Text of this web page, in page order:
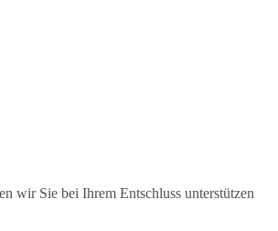
wir Sie bei Ihrem Entschluss unterstützen